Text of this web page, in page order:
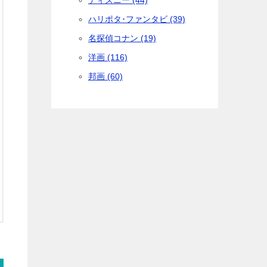
ハリポタ･ファンタビ (39)
名探偵コナン (19)
洋画 (116)
邦画 (60)